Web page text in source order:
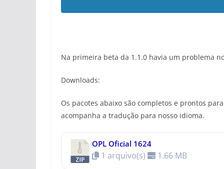
Na primeira beta da 1.1.0 havia um problema
Downloads:
Os pacotes abaixo são completos e prontos
acompanha a tradução para nosso idioma.
OPL Oficial 1624
1 arquivo(s) 1.66 MB